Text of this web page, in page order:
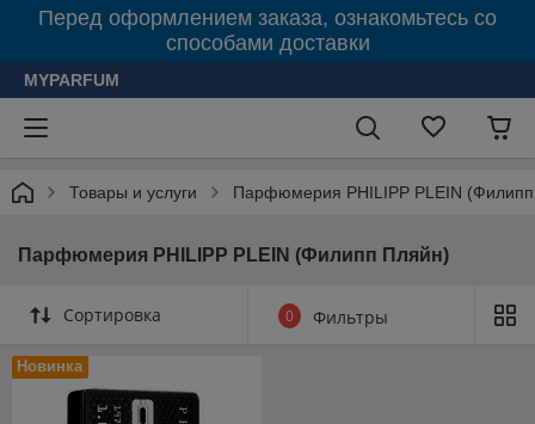
Перед оформлением заказа, ознакомьтесь со
способами доставки
MYPARFUM
Товары и услуги Парфюмерия PHILIPP PLEIN
Парфюмерия PHILIPP PLEIN (Филипп Пляйн)
Сортировка 0 Фильтры
Новинка